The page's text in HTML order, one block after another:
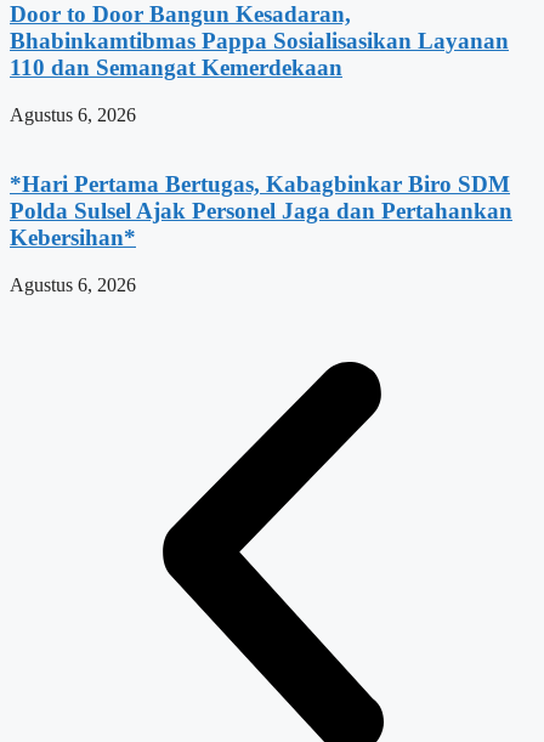
Door to Door Bangun Kesadaran,
Bhabinkamtibmas Pappa Sosialisasikan Layanan
110 dan Semangat Kemerdekaan
Agustus 6, 2026
*Hari Pertama Bertugas, Kabagbinkar Biro SDM
Polda Sulsel Ajak Personel Jaga dan Pertahankan
Kebersihan*
Agustus 6, 2026